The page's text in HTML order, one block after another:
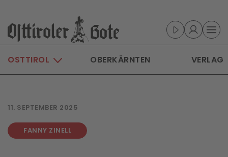
Skip to main content
OSTTIROL OBERKÄRNTEN VERLAG
11. SEPTEMBER 2025
FANNY ZINELL